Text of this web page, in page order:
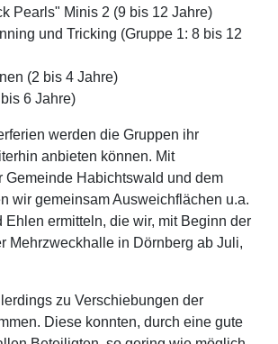
Pearls" Minis 2 (9 bis 12 Jahre)
und Tricking (Gruppe 1: 8 bis 12
(2 bis 4 Jahre)
6 Jahre)
werden die Gruppen ihr
anbieten können. Mit
Gemeinde Habichtswald und dem
wir gemeinsam Ausweichflächen u.a.
Ehlen ermitteln, die wir, mit Beginn der
Mehrzweckhalle in Dörnberg ab Juli,
zu Verschiebungen der
Diese konnten, durch eine gute